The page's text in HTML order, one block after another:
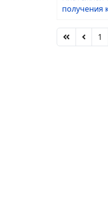
получения
1